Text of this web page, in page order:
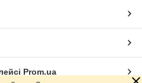
Prom.ua